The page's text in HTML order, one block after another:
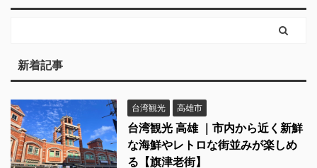
新着記事
台湾観光 高雄市
台湾観光 高雄 ｜市内から近く新鮮
な海鮮やレトロな街並みが楽しめ
る【旗津老街】